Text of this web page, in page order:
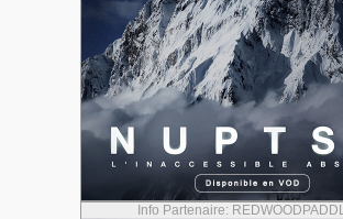
Info Partenaire: